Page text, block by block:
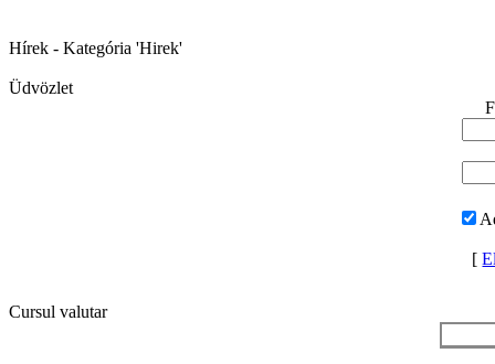
Hírek - Kategória 'Hirek'
Üdvözlet
[
Cursul valutar